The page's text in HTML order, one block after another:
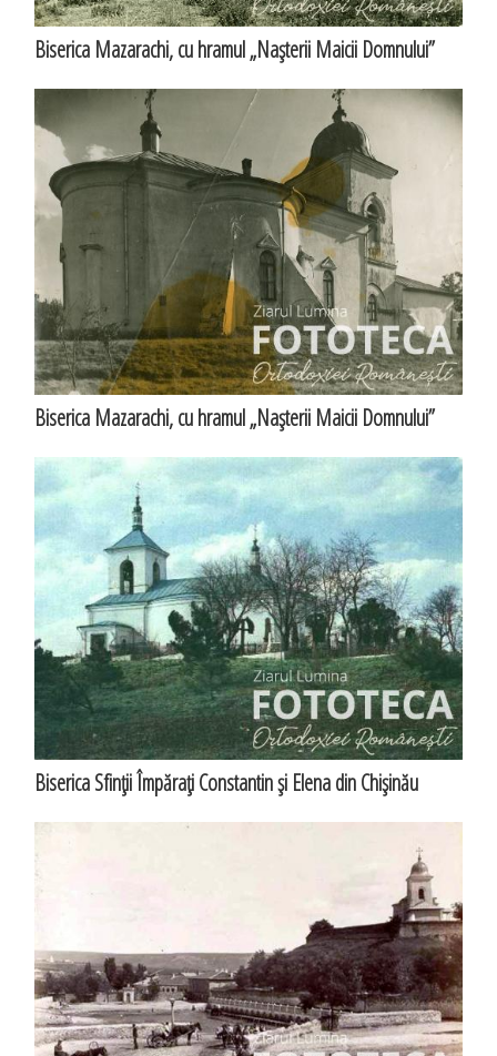
Biserica Mazarachi, cu hramul „Naşterii Maicii Domnului”
Biserica Mazarachi, cu hramul „Naşterii Maicii Domnului”
Biserica Sfinţii Împăraţi Constantin şi Elena din Chişinău